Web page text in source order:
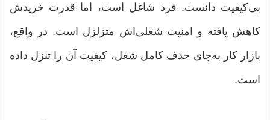
بی‌کیفیت دانست. فرد شاغل است، اما قدرت خریدش
کاهش یافته و امنیت شغلی‌اش متزلزل است. در واقع،
بازار کار به‌جای حذف کامل شغل، کیفیت آن را تنزل داده
است.